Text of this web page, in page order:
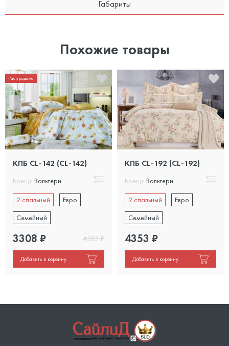
Габариты
Похожие товары
Распродажа
КПБ CL-142 (CL-142)
Бренд: Вальтери
2 спальный
Евро
Семейный
3308 ₽ 4353₽
Добавить в корзину
КПБ CL-192 (CL-192)
Бренд: Вальтери
2 спальный
Евро
Семейный
4353 ₽
Добавить в корзину